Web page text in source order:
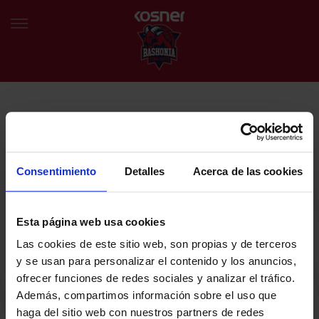
Consentimiento Detalles Acerca de las cookies
Esta página web usa cookies
Las cookies de este sitio web, son propias y de terceros
y se usan para personalizar el contenido y los anuncios,
ofrecer funciones de redes sociales y analizar el tráfico.
Además, compartimos información sobre el uso que
haga del sitio web con nuestros partners de redes
BERRIAK
SARRERAK
ABONATUAK
EGUTEGIA
Egin bat gure harmaila birtualarekin eta izan lehena klubaren
azken albiste eta promozioen berri izaten.
Baskoniaren Pribatutasun politika irakurri eta onartzen dut eta
Baskoniaren jarduerei, produktuei, zerbitzuei, lehiaketei, eskaintzei
eta/edo sustapenei buruzko komunikazio elektronikoak jaso nahi ditut.
DENDA OFIZIALA BASKONIA
SARRERAK